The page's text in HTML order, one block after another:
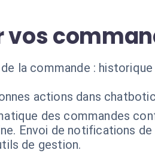
vos
la commande :
actions dans
des commandes
Envoi de notifications
de gestion.